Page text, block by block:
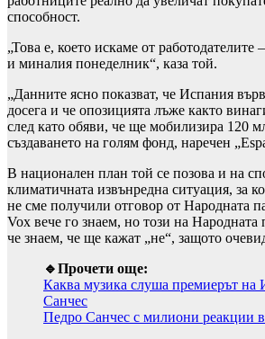
способност.
„Това е, което искаме от
и миналия понеделник“, каза той.
„Данните ясно показват, че Испания
досега и че опозицията лъже както
след като обяви, че ще мобилизира 120
създаването на голям фонд, наречен
В национален план той се позова и на
климатичната извънредна ситуация, за
не сме получили отговор от Народната
Vox вече го знаем, но този на
че знаем, че ще кажат „не“, защото
🔹Прочети още:
Каква музика слуша премиерът на
Санчес
Педро Санчес с милиони реакции